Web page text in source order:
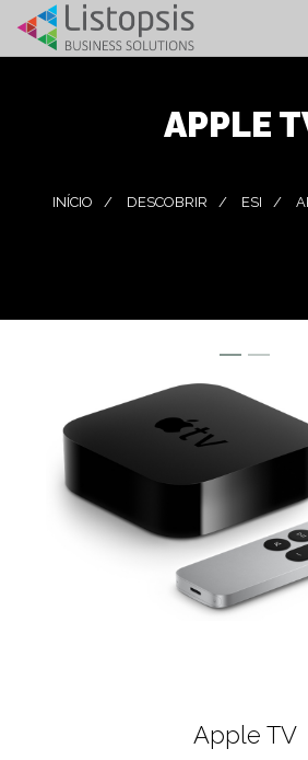
APPLE
INÍCIO DESCOBRIR ESI
Apple TV